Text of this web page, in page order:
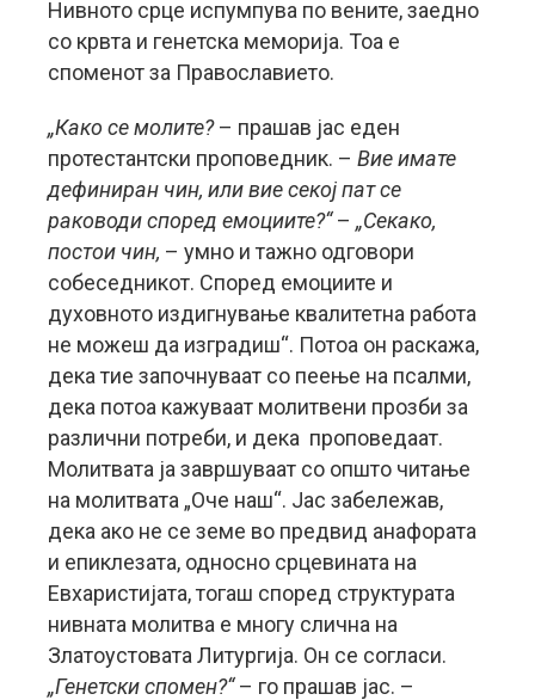
Нивното срце испумпува по вените, заедно
со крвта и генетска меморија. Тоа е
споменот за Православието.
„Како се молите?– прашав јас еден
протестантски проповедник. – Вие имате
дефиниран чин, или вие секој пат се
раководи според емоциите?“– „Секако,
постои чин, – умно и тажно одговори
собеседникот. Според емоциите и
духовното издигнување квалитетна работа
не можеш да изградиш“. Потоа он раскажа,
дека тие започнуваат со пеење на псалми,
дека потоа кажуваат молитвени прозби за
различни потреби, и дека проповедаат.
Молитвата ја завршуваат со општо читање
на молитвата „Оче наш“. Јас забележав,
дека ако не се земе во предвид анафората
и епиклезата, односно срцевината на
Евхаристијата, тогаш според структурата
нивната молитва е многу слична на
Златоустовата Литургија. Он се согласи.
„Генетски спомен?“– го прашав јас. –